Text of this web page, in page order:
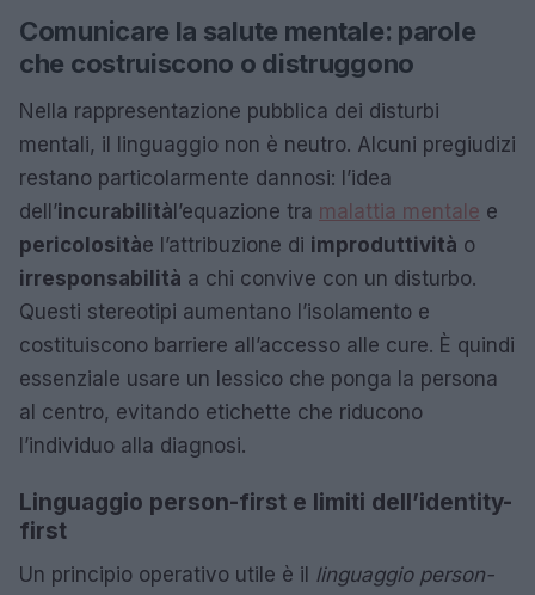
Comunicare la salute mentale: parole
che costruiscono o distruggono
Nella rappresentazione pubblica dei disturbi
mentali, il linguaggio non è neutro. Alcuni pregiudizi
restano particolarmente dannosi: l’idea
dell’incurabilità l’equazione tra malattia mentale e
pericolositàe l’attribuzione di improduttività o
irresponsabilità a chi convive con un disturbo.
Questi stereotipi aumentano l’isolamento e
costituiscono barriere all’accesso alle cure. È quindi
essenziale usare un lessico che ponga la persona
al centro, evitando etichette che riducono
l’individuo alla diagnosi.
Linguaggio person-first e limiti dell’identity-
first
Un principio operativo utile è il linguaggio person-